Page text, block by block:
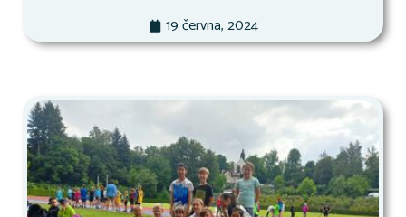
19 června, 2024